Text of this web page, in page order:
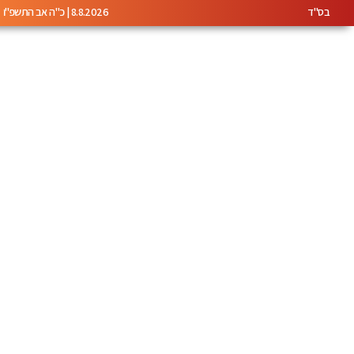
בס"ד 8.8.2026 | כ"ה אב התשפ"ו